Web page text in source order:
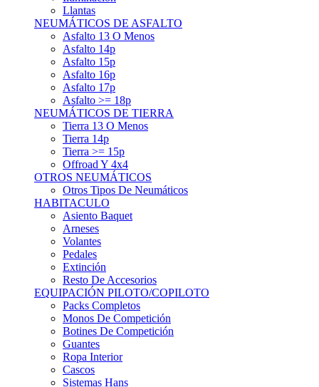
NEUMÁTICOS DE ASFALTO
Asfalto 13 O Menos
Asfalto 14p
Asfalto 15p
Asfalto 16p
Asfalto 17p
Asfalto >= 18p
NEUMÁTICOS DE TIERRA
Tierra 13 O Menos
Tierra 14p
Tierra >= 15p
Offroad Y 4x4
OTROS NEUMÁTICOS
Otros Tipos De Neumáticos
HABITACULO
Asiento Baquet
Arneses
Volantes
Pedales
Extinción
Resto De Accesorios
EQUIPACIÓN PILOTO/COPILOTO
Packs Completos
Monos De Competición
Botines De Competición
Guantes
Ropa Interior
Cascos
Sistemas Hans
Bolsas Y Mochilas